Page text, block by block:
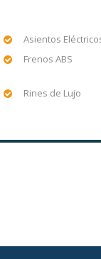
Asientos
Frenos ABS
Rines de Lujo